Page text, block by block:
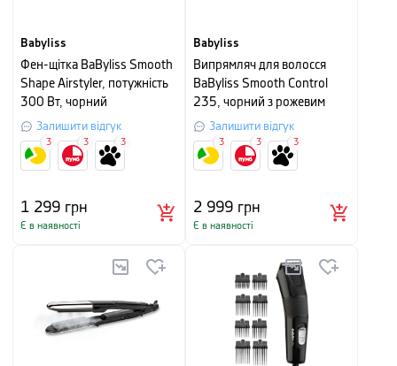
Babyliss
Фен-щітка BaByliss Smooth
Shape Airstyler, потужність
300 Вт, чорний
Залишити відгук
1 299 грн
Є в наявності
3 3 3
Babyliss
Випрямляч для волосся
BaByliss Smooth Control
235, чорний з рожевим
Залишити відгук
2 999 грн
Є в наявності
3 3 3